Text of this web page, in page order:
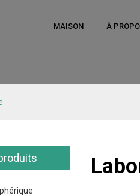
MAISON À